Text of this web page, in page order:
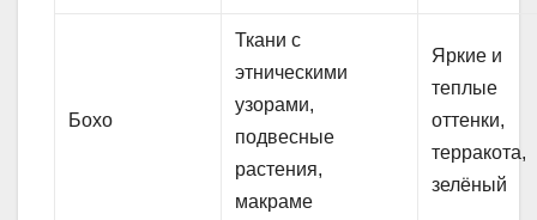
Бохо
Ткани с
этническими
узорами,
подвесные
растения,
макраме
Яркие и
теплые
оттенки,
терракота,
зелёный